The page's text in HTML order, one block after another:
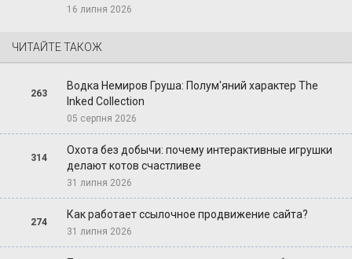
16 липня 2026
ЧИТАЙТЕ ТАКОЖ
263
Водка Немиров Груша: Полум'яний характер The
Inked Collection
05 серпня 2026
314
Охота без добычи: почему интерактивные игрушки
делают котов счастливее
31 липня 2026
274
Как работает ссылочное продвижение сайта?
31 липня 2026